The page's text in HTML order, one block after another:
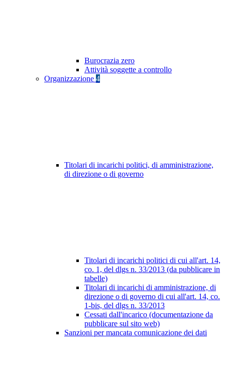
Burocrazia zero
Attività soggette a controllo
Organizzazione 4
Titolari di incarichi politici, di amministrazione,
di direzione o di governo
Titolari di incarichi politici di cui all'art. 14,
co. 1, del dlgs n. 33/2013 (da pubblicare in
tabelle)
Titolari di incarichi di amministrazione, di
direzione o di governo di cui all'art. 14, co.
1-bis, del dlgs n. 33/2013
Cessati dall'incarico (documentazione da
pubblicare sul sito web)
Sanzioni per mancata comunicazione dei dati